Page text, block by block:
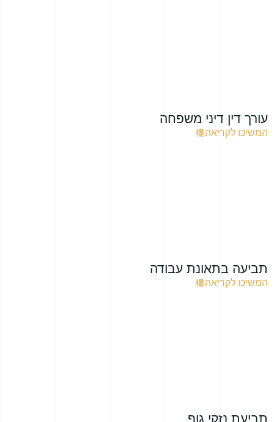
עורך דין דיני משפחה
המשיכו לקריאה
תביעה בתאונת עבודה
המשיכו לקריאה
תביעת נזקי גוף